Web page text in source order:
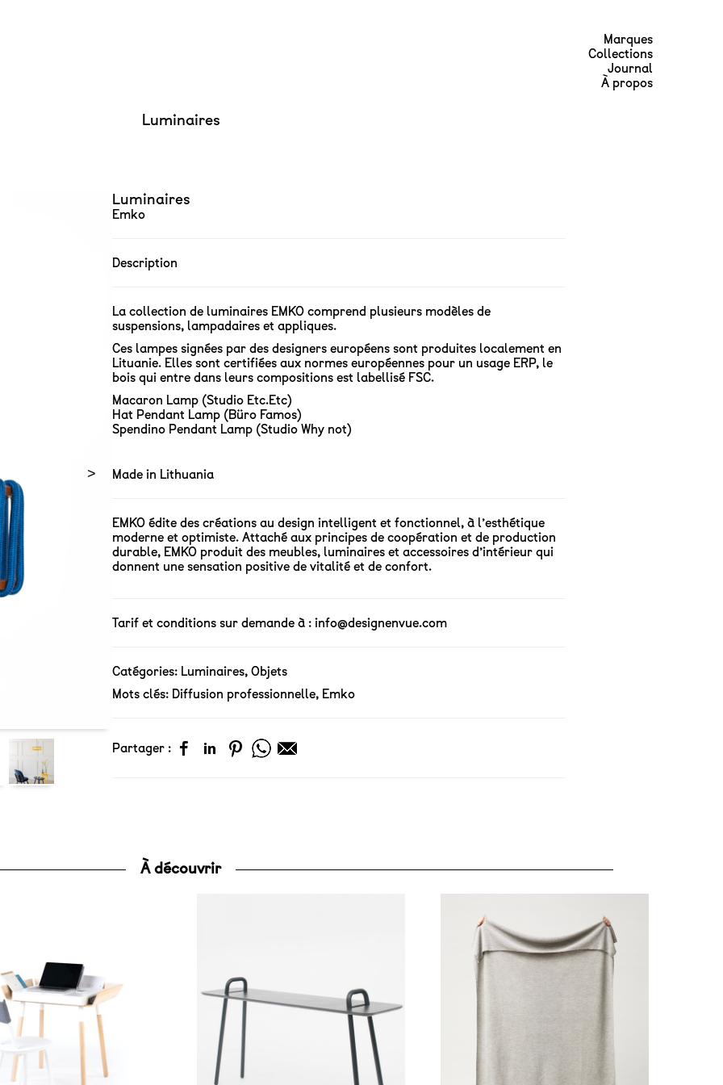
Marques
Collections
Journal
À propos
Luminaires
>
Luminaires
Emko
Description
La collection de luminaires EMKO comprend plusieurs modèles de
suspensions, lampadaires et appliques.
Ces lampes signées par des designers européens sont produites localement en
Lituanie. Elles sont certifiées aux normes européennes pour un usage ERP, le
bois qui entre dans leurs compositions est labellisé FSC.
Macaron Lamp (Studio Etc.Etc)
Hat Pendant Lamp (Büro Famos)
Spendino Pendant Lamp (Studio Why not)
Made in Lithuania
EMKO édite des créations au design intelligent et fonctionnel, à l’esthétique
moderne et optimiste. Attaché aux principes de coopération et de production
durable, EMKO produit des meubles, luminaires et accessoires d’intérieur qui
donnent une sensation positive de vitalité et de confort.
Tarif et conditions sur demande à : info@designenvue.com
Catégories: Luminaires, Objets
Mots clés: Diffusion professionnelle, Emko
Partager :
À découvrir